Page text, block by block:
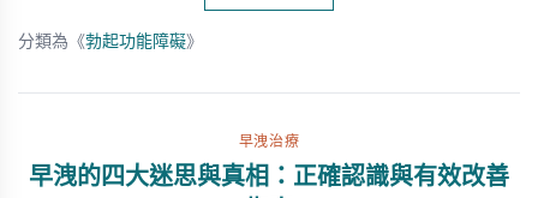
分類為《勃起功能障礙》
早洩治療
早洩的四大迷思與真相：正確認識與有效改善